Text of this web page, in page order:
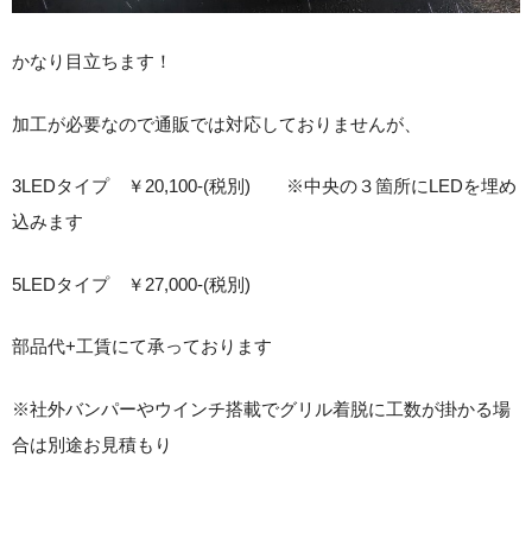
かなり目立ちます！
加工が必要なので通販では対応しておりませんが、
3LEDタイプ ￥20,100-(税別) ※中央の３箇所にLEDを埋め
込みます
5LEDタイプ ￥27,000-(税別)
部品代+工賃にて承っております
※社外バンパーやウインチ搭載でグリル着脱に工数が掛かる場
合は別途お見積もり